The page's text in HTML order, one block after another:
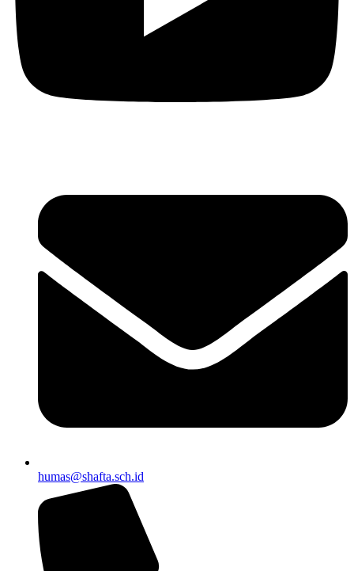
humas@shafta.sch.id